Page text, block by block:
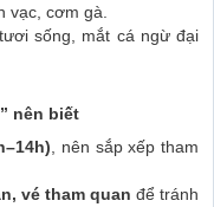
vạc, cơm gà.
sống, mắt cá ngừ đại
nên biết
, nên sắp xếp tham
vé tham quan để tránh